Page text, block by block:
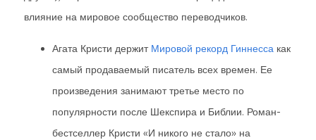
влияние на мировое сообщество переводчиков.
Агата Кристи держитМировой рекорд Гиннесса как
самый продаваемый писатель всех времен. Ее
произведения занимают третье место по
популярности после Шекспира и Библии. Роман-
бестселлер Кристи «И никого не стало» на